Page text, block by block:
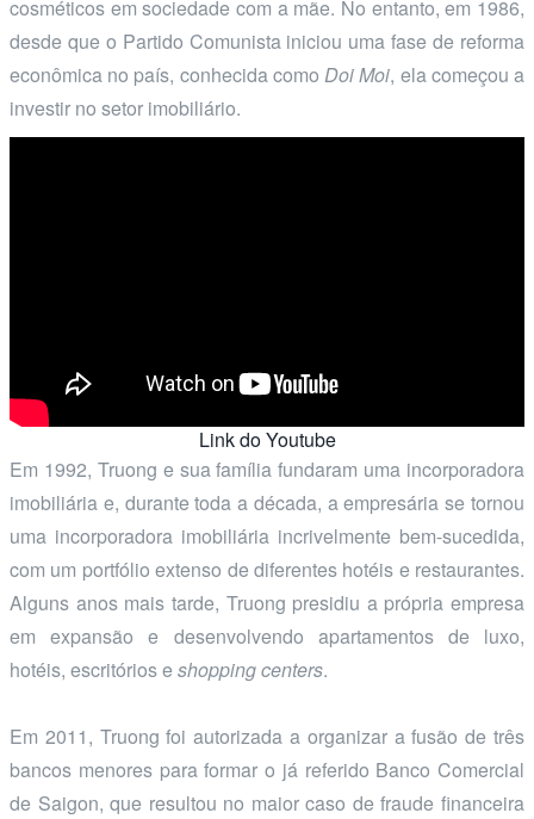
cosméticos em sociedade com a mãe. No entanto, em 1986,
desde que o Partido Comunista iniciou uma fase de reforma
econômica no país, conhecida comoDoi Moi, ela começou a
investir no setor imobiliário.
Link do Youtube
Em 1992, Truong e sua família fundaram uma incorporadora
imobiliária e, durante toda a década, a empresária se tornou
uma incorporadora imobiliária incrivelmente bem-sucedida,
com um portfólio extenso de diferentes hotéis e restaurantes.
Alguns anos mais tarde, Truong presidiu a própria empresa
em expansão e desenvolvendo apartamentos de luxo,
hotéis, escritórios e shopping centers.
Em 2011, Truong foi autorizada a organizar a fusão de três
bancos menores para formar o já referido Banco Comercial
de Saigon, que resultou no maior caso de fraude financeira